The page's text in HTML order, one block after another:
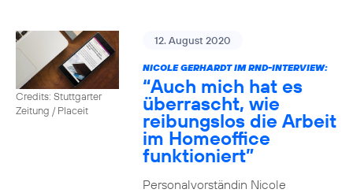
Credits: Stuttgarter
Zeitung / Placeit
12. August 2020
NICOLE GERHARDT IM RND-INTERVIEW:
“Auch mich hat es
überrascht, wie
reibungslos die Arbeit
im Homeoffice
funktioniert”
Personalvorständin Nicole